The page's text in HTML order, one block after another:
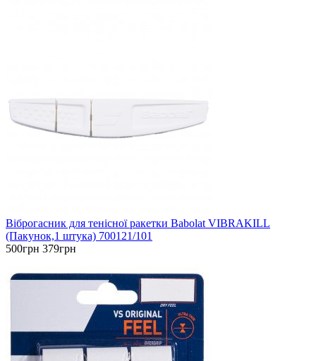
Віброгасник для тенісної ракетки Babolat VIBRAKILL
(Пакунок,1 штука) 700121/101
500грн 379грн